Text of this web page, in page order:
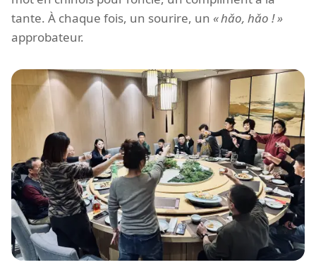
tante. À chaque fois, un sourire, un
hǎo, hǎo !
approbateur.